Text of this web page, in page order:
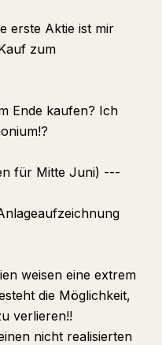
erste Aktie ist mir
zum
Ende kaufen? Ich
für Mitte Juni) ---
weisen eine extrem
die Möglichkeit,
verlieren!!
nicht realisierten